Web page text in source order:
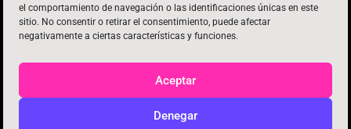
el comportamiento de navegación o las identificaciones únicas en este
sitio. No consentir o retirar el consentimiento, puede afectar
negativamente a ciertas características y funciones.
Aceptar
Denegar
joseangelESteenidol